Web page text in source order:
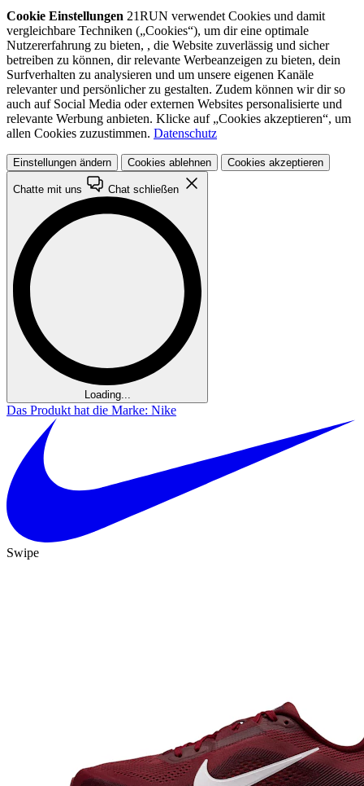
Cookie Einstellungen 21RUN verwendet Cookies und damit
vergleichbare Techniken („Cookies“), um dir eine optimale
Nutzererfahrung zu bieten, , die Website zuverlässig und sicher
betreiben zu können, dir relevante Werbeanzeigen zu bieten, dein
Surfverhalten zu analysieren und um unsere eigenen Kanäle
relevanter und persönlicher zu gestalten. Zudem können wir dir so
auch auf Social Media oder externen Websites personalisierte und
relevante Werbung anbieten. Klicke auf „Cookies akzeptieren“, um
allen Cookies zuzustimmen. Datenschutz
Einstellungen ändern Cookies ablehnen Cookies akzeptieren
Chatte mit uns Chat schließen
Loading...
Das Produkt hat die Marke: Nike
Swipe